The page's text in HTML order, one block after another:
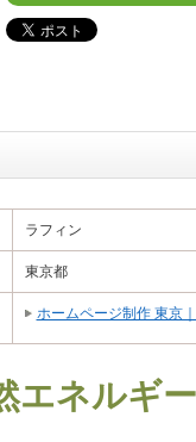
ラフィン
東京都
ホームページ制作 東京
エネルギ